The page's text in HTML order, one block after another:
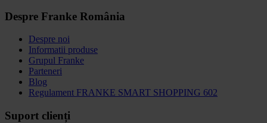
Despre Franke România
Despre noi
Informatii produse
Grupul Franke
Parteneri
Blog
Regulament FRANKE SMART SHOPPING 602
Suport clienți